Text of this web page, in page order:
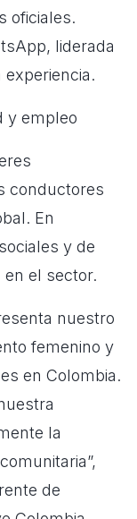
oficiales.
liderada
y empleo
conductores
En
y de
el sector.
nuestro
femenino y
en Colombia.
la
de